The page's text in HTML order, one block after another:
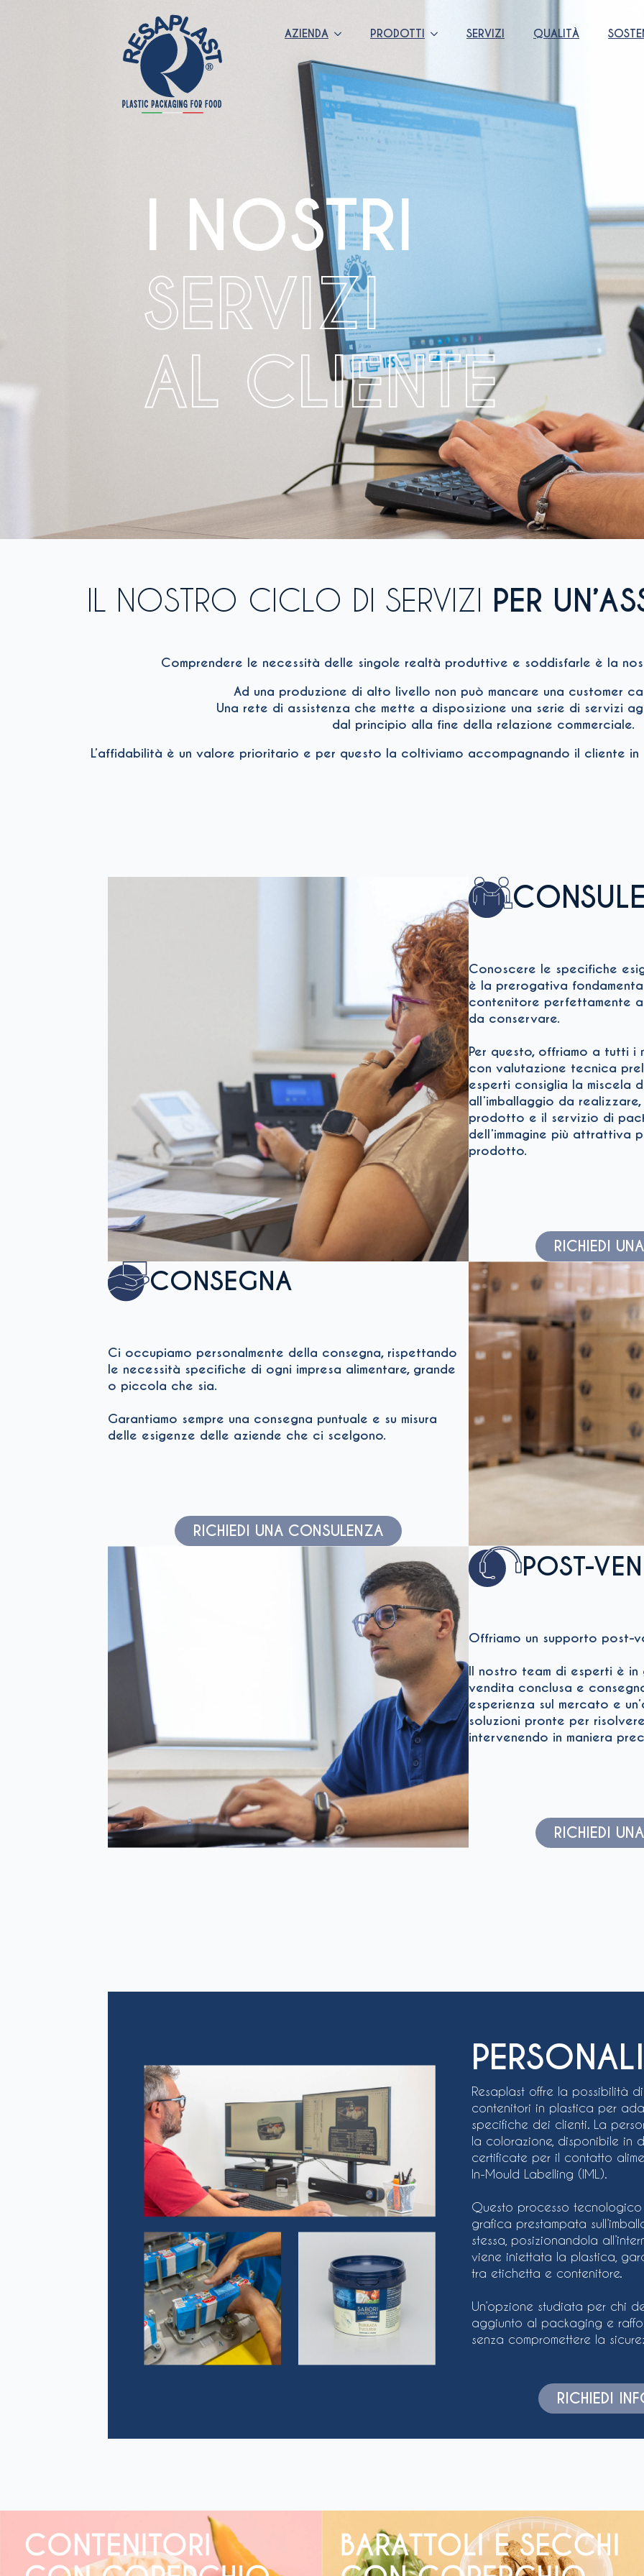
AZIENDA PRODOTTI SERVIZI QUALITÀ
I NOSTRI
SERVIZI
AL CLIENTE
IL NOSTRO CICLO DI SERVIZI PER
Comprendere le necessità delle singole realtà produttive e soddisfarle è la
Ad una produzione di alto livello non può mancare una customer
Una rete di assistenza che mette a disposizione una serie di servizi
dal principio alla fine della relazione commerciale.
L’affidabilità è un valore prioritario e per questo la coltiviamo accompagnando il cliente
Conoscere le specifiche
è la prerogativa
contenitore perfettamente
da conservare.
Per questo, offriamo a tutti i
con valutazione tecnica
esperti consiglia la miscela
all’imballaggio da
prodotto e il servizio di
dell’immagine più attrattiva
prodotto.
RICHIEDI
CONSEGNA
Ci occupiamo personalmente della consegna, rispettando
le necessità specifiche di ogni impresa alimentare, grande
o piccola che sia.
Garantiamo sempre una consegna puntuale e su misura
delle esigenze delle aziende che ci scelgono.
RICHIEDI UNA CONSULENZA
POST-
Offriamo un supporto post-
Il nostro team di esperti è
vendita conclusa e
esperienza sul mercato e
soluzioni pronte per
intervenendo in maniera
RICHIEDI
Resaplast offre la possibilità
contenitori in plastica per
specifiche dei clienti. La
la colorazione, disponibile in
certificate per il contatto
In-Mould Labelling (IML).
Questo processo
grafica prestampata
stessa, posizionandola
viene iniettata la plastica,
tra etichetta e contenitore.
Un’opzione studiata per chi
aggiunto al packaging e
senza compromettere la
RICHIEDI